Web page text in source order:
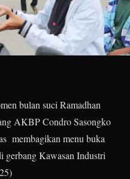
bulan suci Ramadhan
AKBP Condro Sasongko
membagikan menu buka
gerbang Kawasan Industri